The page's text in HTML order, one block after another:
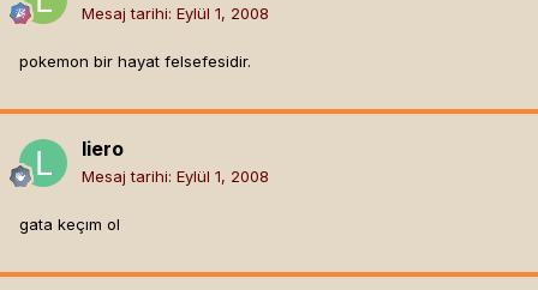
Mesaj tarihi: Eylül 1, 2008
pokemon bir hayat felsefesidir.
liero
Mesaj tarihi: Eylül 1, 2008
gata keçım ol